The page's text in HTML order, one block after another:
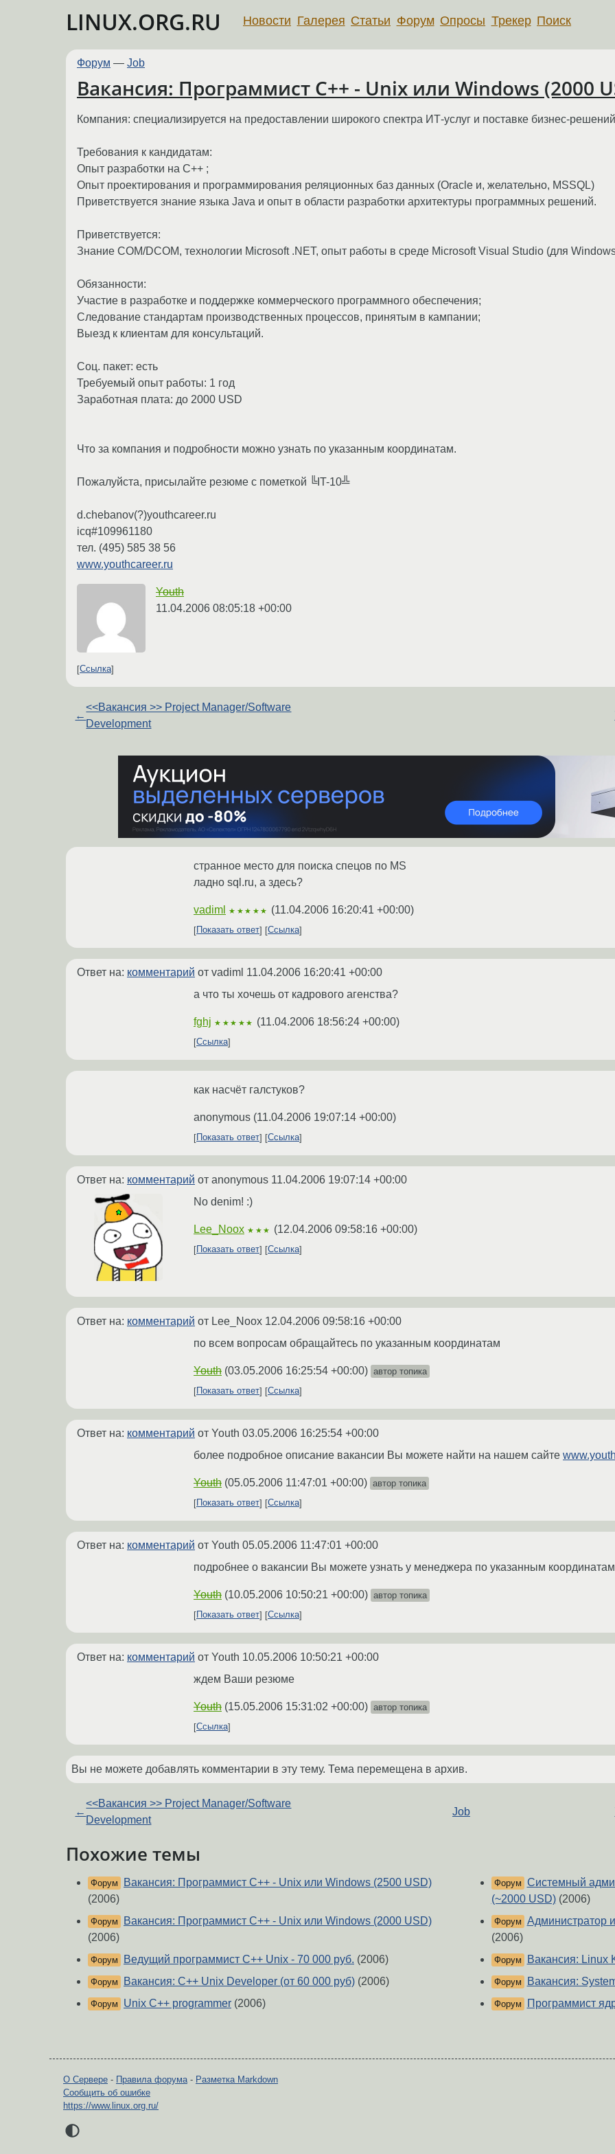
LINUX.ORG.RU Новости Галерея Статьи Форум Опросы Трекер Поиск
Форум — Job
Вакансия: Программист С++ - Unix или Windows (2000
Компания: специализируется на предоставлении широкого спектра ИТ-услуг и поставке бизнес-
Требования к кандидатам:
Опыт разработки на С++ ;
Опыт проектирования и программирования реляционных баз данных (Oracle и, желательно, MSSQL)
Приветствуется знание языка Java и опыт в области разработки архитектуры программных решений.
Приветствуется:
Знание COM/DCOM, технологии Microsoft .NET, опыт работы в среде Microsoft Visual Studio (для
Обязанности:
Участие в разработке и поддержке коммерческого программного обеспечения;
Следование стандартам производственных процессов, принятым в кампании;
Выезд к клиентам для консультаций.
Соц. пакет: есть
Требуемый опыт работы: 1 год
Заработная плата: до 2000 USD
Что за компания и подробности можно узнать по указанным координатам.
Пожалуйста, присылайте резюме с пометкой ╚IT-10╩
d.chebanov(?)youthcareer.ru
icq#109961180
тел. (495) 585 38 56
www.youthcareer.ru
Youth
11.04.2006 08:05:18 +00:00
Ссылка
←
<<Вакансия >> Project Manager/Software
Development
странное место для поиска спецов по MS
ладно sql.ru, а здесь?
vadiml ★★★★★ (11.04.2006 16:20:41 +00:00)
Показать ответ Ссылка
Ответ на: комментарий от vadiml 11.04.2006 16:20:41 +00:00
а что ты хочешь от кадрового агенства?
fghj ★★★★★ (11.04.2006 18:56:24 +00:00)
Ссылка
как насчёт галстуков?
anonymous (11.04.2006 19:07:14 +00:00)
Показать ответ Ссылка
Ответ на: комментарий от anonymous 11.04.2006 19:07:14 +00:00
No denim! :)
Lee_Noox ★★★ (12.04.2006 09:58:16 +00:00)
Показать ответ Ссылка
Ответ на: комментарий от Lee_Noox 12.04.2006 09:58:16 +00:00
по всем вопросам обращайтесь по указанным координатам
Youth (03.05.2006 16:25:54 +00:00) автор топика
Показать ответ
Ссылка
Ответ на: комментарий от Youth 03.05.2006 16:25:54 +00:00
более подробное описание вакансии Вы можете найти на нашем сайте
Youth (05.05.2006 11:47:01 +00:00) автор топика
Показать ответ
Ссылка
Ответ на: комментарий от Youth 05.05.2006 11:47:01 +00:00
подробнее о вакансии Вы можете узнать у менеджера по указанным координатам
Youth (10.05.2006 10:50:21 +00:00) автор топика
Показать ответ
Ссылка
Ответ на: комментарий от Youth 10.05.2006 10:50:21 +00:00
ждем Ваши резюме
Youth (15.05.2006 15:31:02 +00:00) автор топика
Ссылка
Вы не можете добавлять комментарии в эту тему. Тема перемещена в архив.
←
<<Вакансия >> Project Manager/Software
Development
Job
Похожие темы
Форум
Вакансия: Программист С++ - Unix или Windows (2500 USD)
(2006)
Форум
Вакансия: Программист С++ - Unix или Windows (2000 USD)
(2006)
Форум Ведущий программист С++ Unix - 70 000 руб. (2006)
Форум Вакансия: С++ Unix Developer (от 60 000 руб) (2006)
Форум Unix C++ programmer (2006)
Форум Системный
(~2000 USD)(2006)
Форум Администратор
(2006)
Форум Вакансия: Linux
Форум Вакансия:
Форум Программист
О Сервере - Правила форума- Разметка Markdown
Сообщить об ошибке
https://www.linux.org.ru/